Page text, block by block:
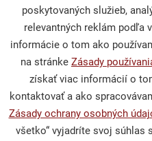
Naše projekty
Sprievodca darcovstvom
Občianska spoločnosť
poskytovaných služieb,
relevantných reklám podľa
informácie o tom ako
na stránke Zásady
získať viac informácií o
kontaktovať a ako
Zásady ochrany osobných
všetko“ vyjadríte svoj súhlas